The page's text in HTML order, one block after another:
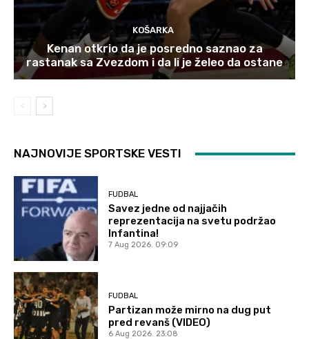
KOŠARKA
Kenan otkrio da je posredno saznao za
rastanak sa Zvezdom i da li je želeo da ostane
NAJNOVIJE SPORTSKE VESTI
FUDBAL
Savez jedne od najjačih
reprezentacija na svetu podržao
Infantina!
7 Aug 2026. 09:09
FUDBAL
Partizan može mirno na dug put
pred revanš (VIDEO)
6 Aug 2026. 23:08